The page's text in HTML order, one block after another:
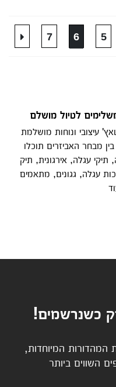
5
6
7
עיצובי ונוחות מושלמת
מבחר האביזרים תוכלו
עגלה, אירגונית, תיק
עגלה, גגונים, מתאמים
כשנרשמים!
המהדורות המיוחדות,
השווים ביותר